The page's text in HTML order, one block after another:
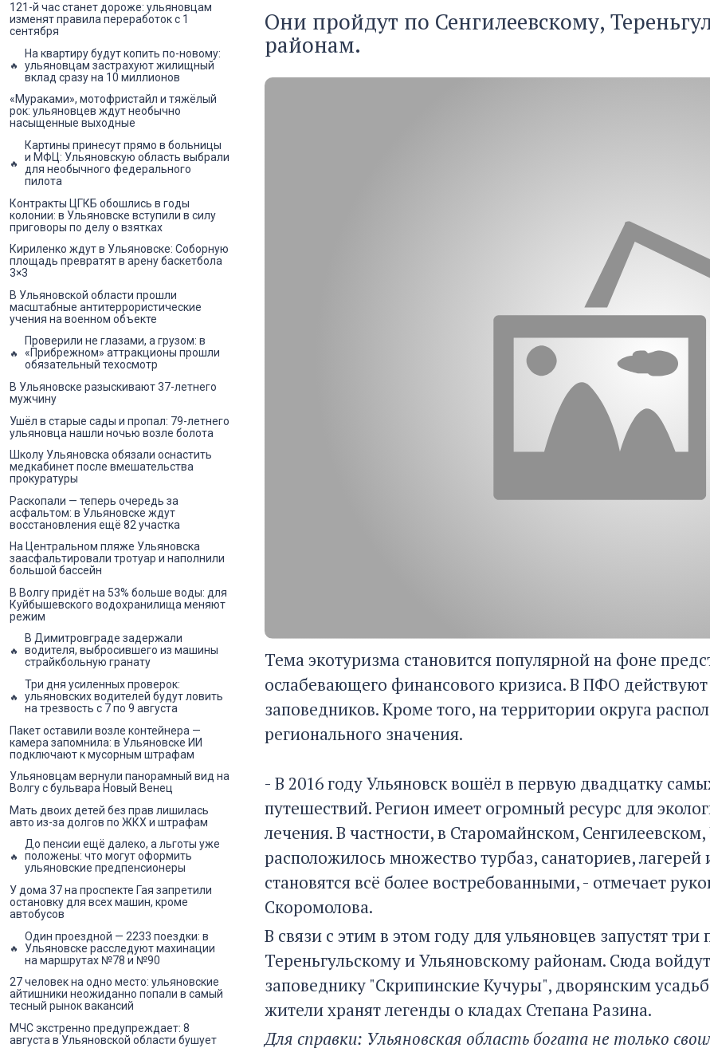
Они пройдут по Сенгилеевскому,
районам.
Тема экотуризма становится популярной на фоне
ослабевающего финансового кризиса. В ПФО
заповедников. Кроме того, на территории округа
регионального значения.
- В 2016 году Ульяновск вошёл в первую двадцатку
путешествий. Регион имеет огромный ресурс для
лечения. В частности, в Старомайнском,
расположилось множество турбаз, санаториев,
становятся всё более востребованными, - отмечает
Скоромолова.
В связи с этим в этом году для ульяновцев запустят
Тереньгульскому и Ульяновскому районам. Сюда
заповеднику "Скрипинские Кучуры", дворянским
жители хранят легенды о кладах Степана Разина.
Для справки: Ульяновская область богата не только
121-й час станет дороже: ульяновцам
изменят правила переработок с 1
сентября
На квартиру будут копить по-новому:
ульяновцам застрахуют жилищный
вклад сразу на 10 миллионов
«Мураками», мотофристайл и тяжёлый
рок: ульяновцев ждут необычно
насыщенные выходные
Картины принесут прямо в больницы
и МФЦ: Ульяновскую область выбрали
для необычного федерального
пилота
Контракты ЦГКБ обошлись в годы
колонии: в Ульяновске вступили в силу
приговоры по делу о взятках
Кириленко ждут в Ульяновске: Соборную
площадь превратят в арену баскетбола
3×3
В Ульяновской области прошли
масштабные антитеррористические
учения на военном объекте
Проверили не глазами, а грузом: в
«Прибрежном» аттракционы прошли
обязательный техосмотр
В Ульяновске разыскивают 37-летнего
мужчину
Ушёл в старые сады и пропал: 79-летнего
ульяновца нашли ночью возле болота
Школу Ульяновска обязали оснастить
медкабинет после вмешательства
прокуратуры
Раскопали — теперь очередь за
асфальтом: в Ульяновске ждут
восстановления ещё 82 участка
На Центральном пляже Ульяновска
заасфальтировали тротуар и наполнили
большой бассейн
В Волгу придёт на 53% больше воды: для
Куйбышевского водохранилища меняют
режим
В Димитровграде задержали
водителя, выбросившего из машины
страйкбольную гранату
Три дня усиленных проверок:
ульяновских водителей будут ловить
на трезвость с 7 по 9 августа
Пакет оставили возле контейнера —
камера запомнила: в Ульяновске ИИ
подключают к мусорным штрафам
Ульяновцам вернули панорамный вид на
Волгу с бульвара Новый Венец
Мать двоих детей без прав лишилась
авто из-за долгов по ЖКХ и штрафам
До пенсии ещё далеко, а льготы уже
положены: что могут оформить
ульяновские предпенсионеры
У дома 37 на проспекте Гая запретили
остановку для всех машин, кроме
автобусов
Один проездной — 2233 поездки: в
Ульяновске расследуют махинации
на маршрутах №78 и №90
27 человек на одно место: ульяновские
айтишники неожиданно попали в самый
тесный рынок вакансий
МЧС экстренно предупреждает: 8
августа в Ульяновской области бушует